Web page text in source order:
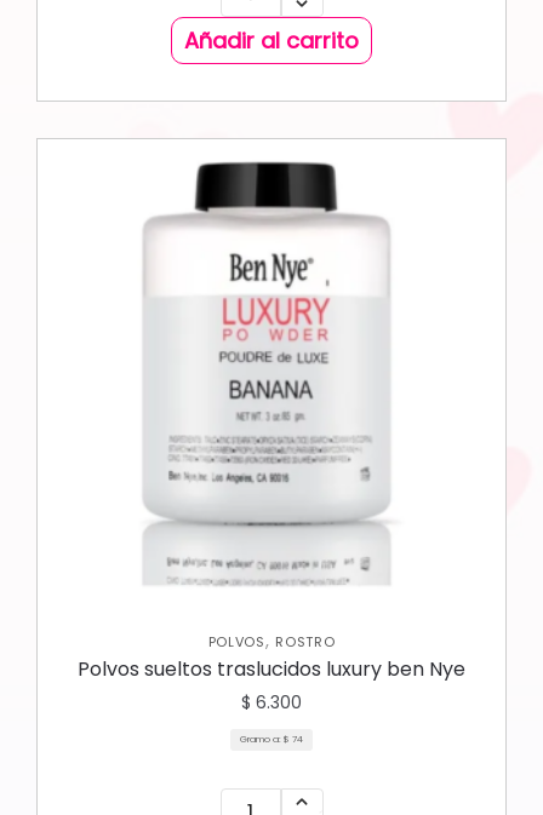
Añadir al carrito
POLVOS, ROSTRO
Polvos sueltos traslucidos luxury ben Nye
$ 6.300
Gramo a: $ 74